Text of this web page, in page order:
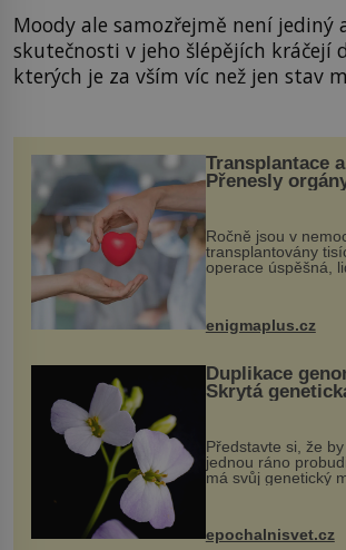
Moody ale samozřejmě není jediný
skutečnosti v jeho šlépějích kráčejí
kterých je za vším víc než jen stav
Transplantace
Přenesly
Ročně jsou v
transplantovány
operace úspěšná,
enigmaplus.cz
Duplikace
Skrytá
Představte si, že
jednou ráno
má svůj genetický
vstupenka...
epochalnisvet.cz